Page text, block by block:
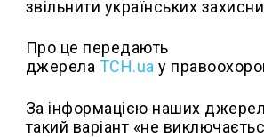
звільнити українських
Про це передають
джерела ТСН.ua у
За інформацією наших
такий варіант «не